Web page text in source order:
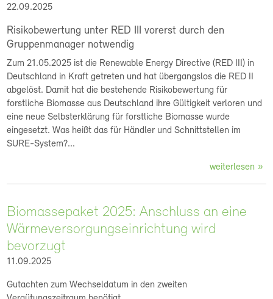
22.09.2025
Risikobewertung unter RED III vorerst durch den
Gruppenmanager notwendig
Zum 21.05.2025 ist die Renewable Energy Directive (RED III) in
Deutschland in Kraft getreten und hat übergangslos die RED II
abgelöst. Damit hat die bestehende Risikobewertung für
forstliche Biomasse aus Deutschland ihre Gültigkeit verloren und
eine neue Selbsterklärung für forstliche Biomasse wurde
eingesetzt. Was heißt das für Händler und Schnittstellen im
SURE-System?...
weiterlesen
Biomassepaket 2025: Anschluss an eine
Wärmeversorgungseinrichtung wird
bevorzugt
11.09.2025
Gutachten zum Wechseldatum in den zweiten